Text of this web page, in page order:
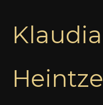
Klaudia
Heintze